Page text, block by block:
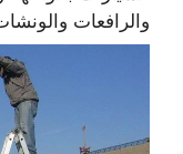
والرافعات